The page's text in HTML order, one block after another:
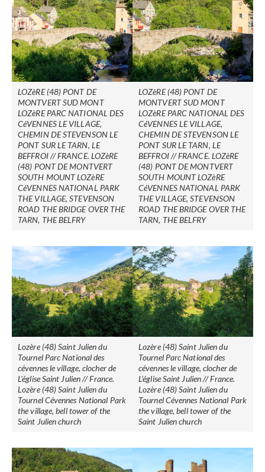
LOZèRE (48) PONT DE
MONTVERT SUD MONT
LOZèRE PARC NATIONAL DES
CéVENNES LE VILLAGE,
CHEMIN DE STEVENSON LE
PONT SUR LE TARN, LE
BEFFROI // FRANCE. LOZèRE
(48) PONT DE MONTVERT
SOUTH MOUNT LOZèRE
CéVENNES NATIONAL PARK
THE VILLAGE, STEVENSON
ROAD THE BRIDGE OVER THE
TARN, THE BELFRY
LOZèRE (48) PONT DE
MONTVERT SUD MONT
LOZèRE PARC NATIONAL DES
CéVENNES LE VILLAGE,
CHEMIN DE STEVENSON LE
PONT SUR LE TARN, LE
BEFFROI // FRANCE. LOZèRE
(48) PONT DE MONTVERT
SOUTH MOUNT LOZèRE
CéVENNES NATIONAL PARK
THE VILLAGE, STEVENSON
ROAD THE BRIDGE OVER THE
TARN, THE BELFRY
Lozère (48) Saint Julien du
Tournel Parc National des
cévennes le village, clocher de
L’église Saint Julien // France.
Lozère (48) Saint Julien du
Tournel Cévennes National Park
the village, bell tower of the
Saint Julien church
Lozère (48) Saint Julien du
Tournel Parc National des
cévennes le village, clocher de
L’église Saint Julien // France.
Lozère (48) Saint Julien du
Tournel Cévennes National Park
the village, bell tower of the
Saint Julien church